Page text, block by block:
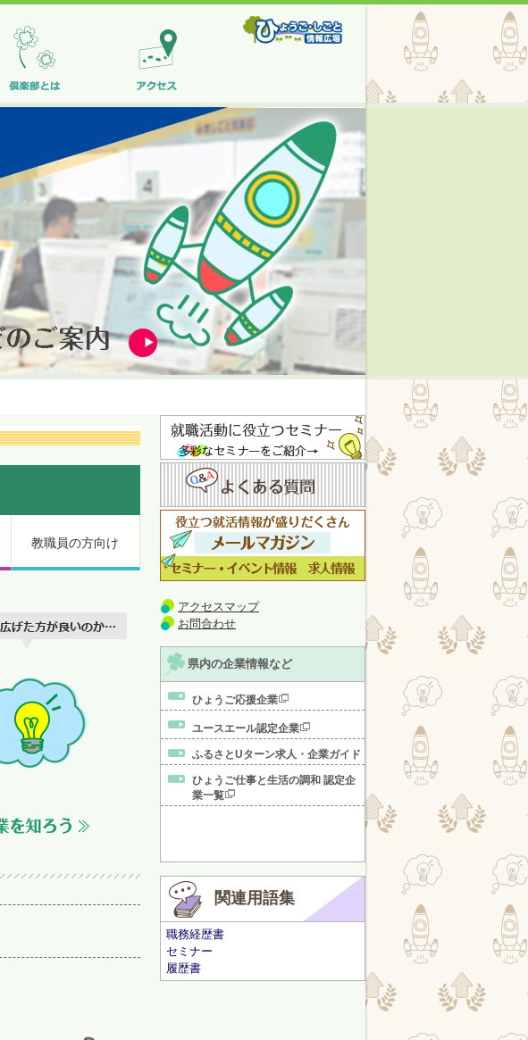
教職員の方向け
アクセスマップ
お問合わせ
県内の企業情報など
ひょうご応援企業
ユースエール認定企業
ふるさとUターン求人・企業ガイド
ひょうご仕事と生活の調和 認定企
業一覧
関連用語集
職務経歴書
セミナー
履歴書